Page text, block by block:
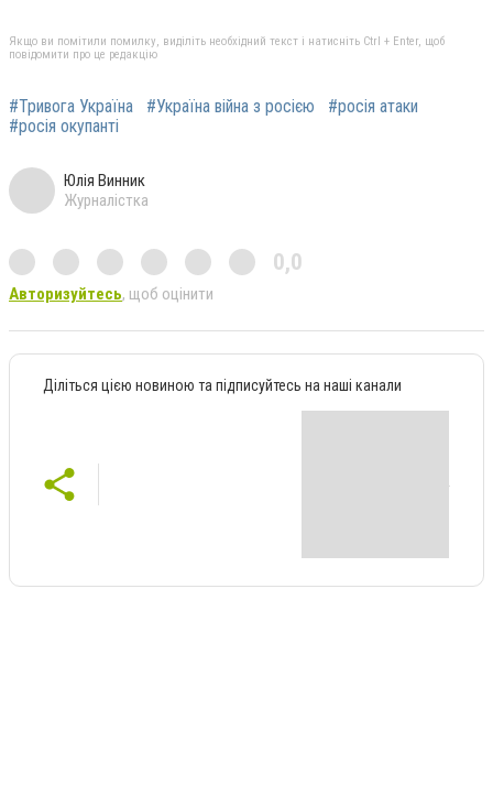
Якщо ви помітили помилку, виділіть необхідний текст і натисніть Ctrl + Enter, щоб
повідомити про це редакцію
#Тривога Україна #Україна війна з росією
#росія атаки
#росія окупанті
Юлія Винник
Журналістка
0,0
Авторизуйтесь, щоб оцінити
Діліться цією новиною та підписуйтесь на наші канали